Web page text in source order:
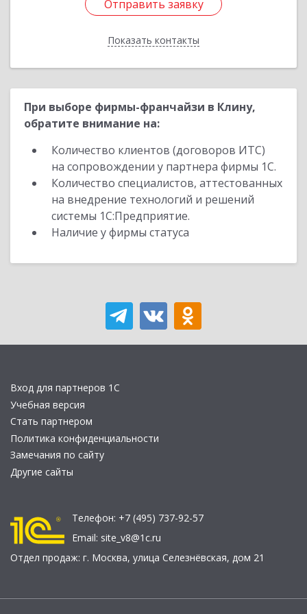
Отправить заявку
Показать контакты
Отправить заявку
Назад
При выборе фирмы-франчайзи в Клину,
обратите внимание на:
Количество клиентов (договоров ИТС)
на сопровождении у партнера фирмы 1С.
Количество специалистов, аттестованных
на внедрение технологий и решений
системы 1С:Предприятие.
Наличие у фирмы статуса
Вход для партнеров 1С
Учебная версия
Стать партнером
Политика конфиденциальности
Замечания по сайту
Другие сайты
Телефон: +7 (495) 737-92-57
Email: site_v8@1c.ru
Отдел продаж: г. Москва, улица Селезнёвская, дом 21